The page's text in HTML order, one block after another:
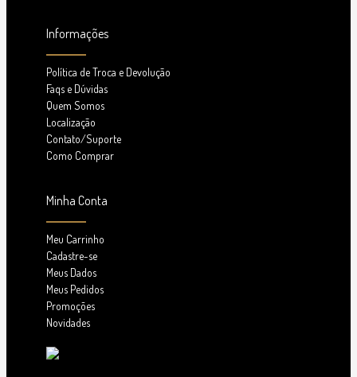
Informações
Política de Troca e Devolução
Faqs e Dúvidas
Quem Somos
Localização
Contato/Suporte
Como Comprar
Minha Conta
Meu Carrinho
Cadastre-se
Meus Dados
Meus Pedidos
Promoções
Novidades